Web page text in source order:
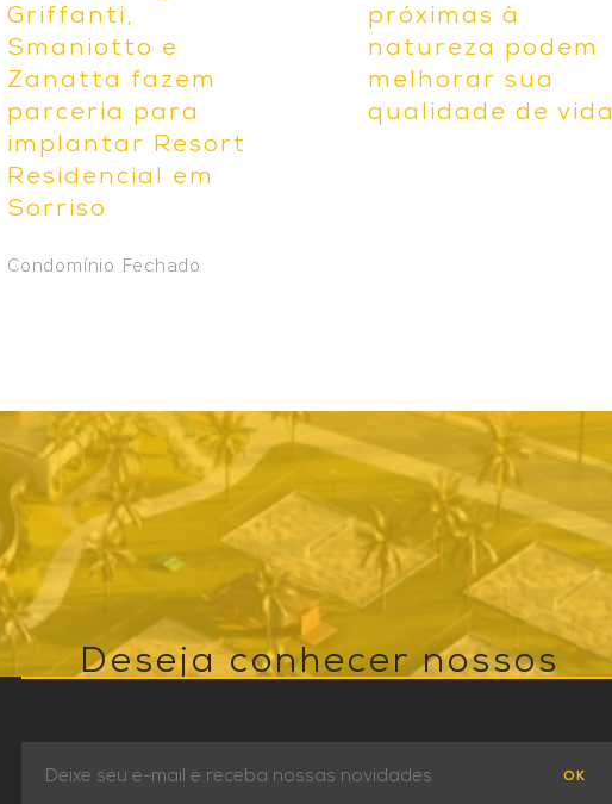
Griffanti,
Smaniotto e
Zanatta fazem
parceria para
implantar Resort
Residencial em
Sorriso
Condomínio Fechado
próximas à
natureza podem
melhorar sua
qualidade de vida
Deseja conhecer nossos
Empreendimentos inovadores, com a qualidade de
OK